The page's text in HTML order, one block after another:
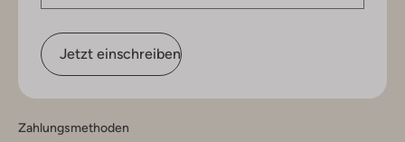
Jetzt einschreiben
Zahlungsmethoden